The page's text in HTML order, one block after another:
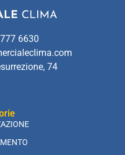
6630
74